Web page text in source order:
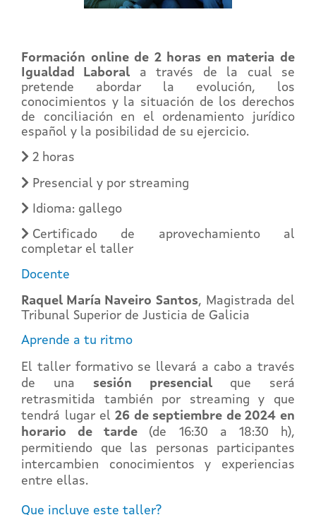
Formación online de 2 horas en materia de
Igualdad Laboral a través de la cual se
pretende abordar la evolución, los
conocimientos y la situación de los derechos
de conciliación en el ordenamiento jurídico
español y la posibilidad de su ejercicio.
2 horas
Presencial y por streaming
Idioma: gallego
Certificado de aprovechamiento al
completar el taller
Docente
Raquel María Naveiro Santos, Magistrada del
Tribunal Superior de Justicia de Galicia
Aprende a tu ritmo
El taller formativo se llevará a cabo a través
de una sesión presencial que será
retrasmitida también por streaming y que
tendrá lugar el 26 de septiembre de 2024 en
horario de tarde (de 16:30 a 18:30 h),
permitiendo que las personas participantes
intercambien conocimientos y experiencias
entre ellas.
Que incluye este taller?